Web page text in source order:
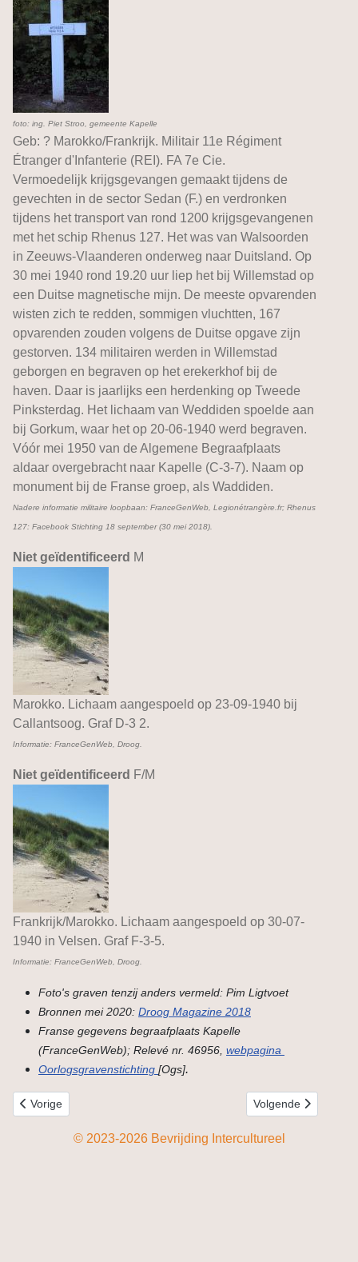
foto: ing. Piet Stroo, gemeente Kapelle
Geb: ? Marokko/Frankrijk. Militair 11e Régiment
Étranger d'Infanterie (REI). FA 7e Cie.
Vermoedelijk krijgsgevangen gemaakt tijdens de
gevechten in de sector Sedan (F.) en verdronken
tijdens het transport van rond 1200 krijgsgevangenen
met het schip Rhenus 127. Het was van Walsoorden
in Zeeuws-Vlaanderen onderweg naar Duitsland. Op
30 mei 1940 rond 19.20 uur liep het bij Willemstad op
een Duitse magnetische mijn. De meeste opvarenden
wisten zich te redden, sommigen vluchtten, 167
opvarenden zouden volgens de Duitse opgave zijn
gestorven. 134 militairen werden in Willemstad
geborgen en begraven op het erekerkhof bij de
haven. Daar is jaarlijks een herdenking op Tweede
Pinksterdag. Het lichaam van Weddiden spoelde aan
bij Gorkum, waar het op 20-06-1940 werd begraven.
Vóór mei 1950 van de Algemene Begraafplaats
aldaar overgebracht naar Kapelle (C-3-7). Naam op
monument bij de Franse groep, als Waddiden.
Nadere informatie militaire loopbaan: FranceGenWeb, Legionétrangère.fr; Rhenus
127: Facebook Stichting 18 september (30 mei 2018).
Niet geïdentificeerd M
Marokko. Lichaam aangespoeld op 23-09-1940 bij
Callantsoog. Graf D-3 2.
Informatie: FranceGenWeb, Droog.
Niet geïdentificeerd F/M
Frankrijk/Marokko. Lichaam aangespoeld op 30-07-
1940 in Velsen. Graf F-3-5.
Informatie: FranceGenWeb, Droog.
Foto's graven tenzij anders vermeld: Pim Ligtvoet
Bronnen mei 2020: Droog Magazine 2018
Franse gegevens begraafplaats Kapelle
(FranceGenWeb); Relevé nr. 46956, webpagina
Oorlogsgravenstichting [Ogs].
Vorig artikel: Gedicht dichteres Najiba Abdellaoui
Vorige Volgende artikel:
Volgende
© 2023-2026 Bevrijding Intercultureel